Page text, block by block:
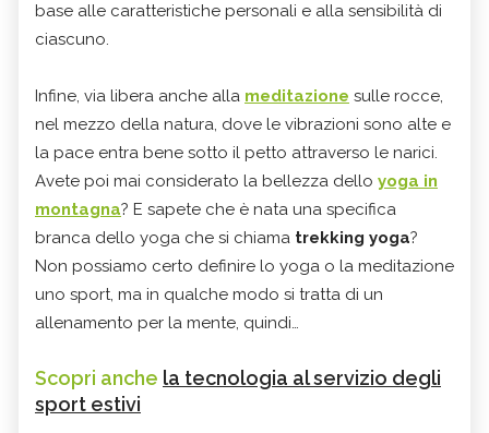
base alle caratteristiche personali e alla sensibilità di
ciascuno.
Infine, via libera anche alla meditazione sulle rocce,
nel mezzo della natura, dove le vibrazioni sono alte e
la pace entra bene sotto il petto attraverso le narici.
Avete poi mai considerato la bellezza dello yoga in
montagna? E sapete che è nata una specifica
branca dello yoga che si chiama trekking yoga?
Non possiamo certo definire lo yoga o la meditazione
uno sport, ma in qualche modo si tratta di un
allenamento per la mente, quindi…
Scopri anche la tecnologia al servizio degli
sport estivi